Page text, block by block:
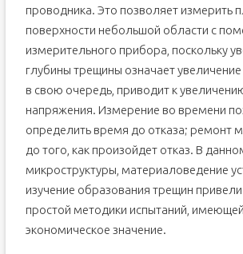
проводника. Это позволяет измерить
поверхности небольшой области с
измерительного прибора, поскольку
глубины трещины означает увеличение
в свою очередь, приводит к
напряжения. Измерение во времени
определить время до отказа; ремонт
до того, как произойдет отказ. В
микроструктуры, материаловедение
изучение образования трещин
простой методики испытаний,
экономическое значение.